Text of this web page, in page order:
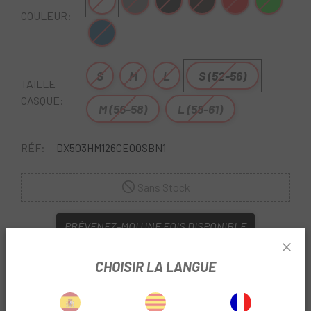
COULEUR:
Bleu Gris
TAILLE
CASQUE:
S M L S (52-56)
M (56-58) L (58-61)
RÉF: DX503HM126CE00SBN1
PRÉVENEZ-MOI UNE FOIS DISPONIBLE
célébrer les 40 ans du Met .
casque Met Trenta Mipsa été créé pour
CHOISIR LA LANGUE